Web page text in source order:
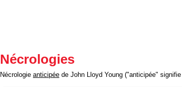
Nécrologies
Nécrologie anticipée de John Lloyd Young ("anticipée" signifie